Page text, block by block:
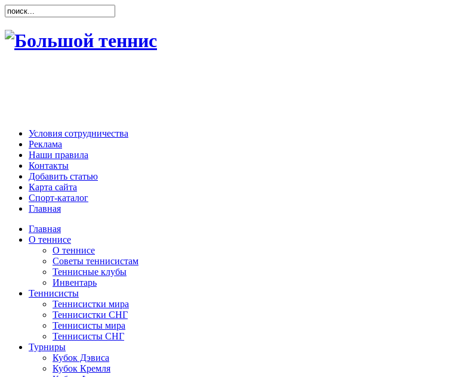
Условия сотрудничества
Реклама
Наши правила
Контакты
Добавить статью
Карта сайта
Спорт-каталог
Главная
Главная
О теннисе
О теннисе
Советы теннисистам
Теннисные клубы
Инвентарь
Теннисисты
Теннисистки мира
Теннисистки СНГ
Теннисисты мира
Теннисисты СНГ
Турниры
Кубок Дэвиса
Кубок Кремля